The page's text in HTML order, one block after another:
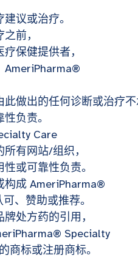
议或治疗。
前，
保健提供者，
AmeriPharma®
此做出的任何诊断或治疗
负责。
Care
有网站/组织，
或可靠性负责。
构成 AmeriPharma®
、赞助或推荐。
处方药的引用，
Specialty
商标或注册商标。